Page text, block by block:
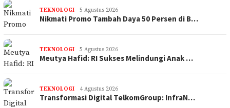
TEKNOLOGI 5 Agustus 2026
Nikmati Promo Tambah Daya 50 Persen di B…
TEKNOLOGI 5 Agustus 2026
Meutya Hafid: RI Sukses Melindungi Anak …
TEKNOLOGI 4 Agustus 2026
Transformasi Digital TelkomGroup: InfraN…